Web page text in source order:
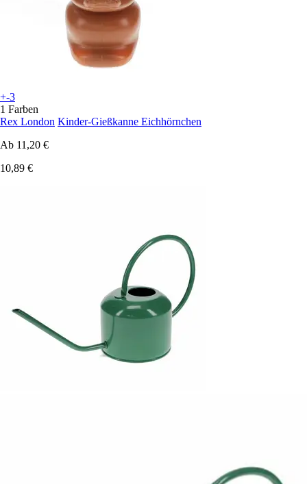
+-3
1 Farben
Rex London Kinder-Gießkanne Eichhörnchen
Ab 11,20 €
10,89 €